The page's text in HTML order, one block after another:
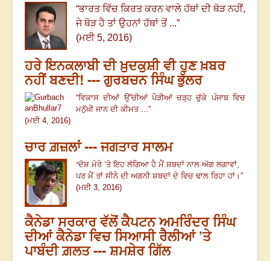
“ਭਾਰਤ ਵਿੱਚ ਕਿਰਤ ਕਰਨ ਵਾਲੇ ਹੱਥਾਂ ਦੀ ਥੋੜ ਨਹੀਂ,
ਜੇ ਥੋੜ ਹੈ ਤਾਂ ਉਹਨਾਂ ਹੱਥਾਂ ਤੋਂ ...”
(ਮਈ 5, 2016)
ਹਰੇ ਇਨਕਲਾਬੀ ਦੀ ਖ਼ੁਦਕੁਸ਼ੀ ਵੀ ਹੁਣ ਖ਼ਬਰ
ਨਹੀਂ ਬਣਦੀ! --- ਗੁਰਬਚਨ ਸਿੰਘ ਭੁੱਲਰ
“ਵਿਕਾਸ ਦੀਆਂ ਉੱਚੀਆਂ ਪੌੜੀਆਂ ਚੜ੍ਹ ਚੁੱਕੇ ਪੰਜਾਬ ਵਿਚ
ਮਨੁੱਖੀ ਜਾਨ ਦੀ ਕੀਮਤ ...”
(ਮਈ 4, 2016)
ਚਾਰ ਗ਼ਜ਼ਲਾਂ --- ਜਗਤਾਰ ਸਾਲਮ
“ਦੋਸ਼ ਮੇਰੇ ’ਤੇ ਇਹ ਲੱਗਿਆ ਹੈ ਮੈਂ ਸ਼ਬਦਾਂ ਨਾਲ ਅੱਗ ਲਗਾਵਾਂ,
ਪਰ ਮੈਂ ਤਾਂ ਸੀਨੇ ਦੀ ਅਗਨੀ ਸ਼ਬਦਾਂ ਦੇ ਵਿਚ ਢਾਲ ਰਿਹਾ ਹਾਂ।”
(ਮਈ 3, 2016)
ਕੈਨੇਡਾ ਸਰਕਾਰ ਵੱਲੋਂ ਕੈਪਟਨ ਅਮਰਿੰਦਰ ਸਿੰਘ
ਦੀਆਂ ਕੈਨੇਡਾ ਵਿਚ ਸਿਆਸੀ ਰੈਲੀਆਂ ’ਤੇ
ਪਾਬੰਦੀ ਗ਼ਲਤ --- ਸ਼ਮਸ਼ੇਰ ਗਿੱਲ